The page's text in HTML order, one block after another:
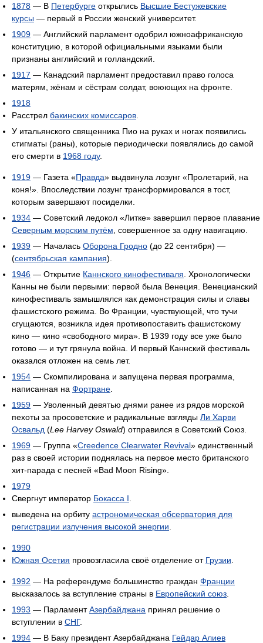
1878 — В Петербурге открылись Высшие Бестужевские
курсы — первый в России женский университет.
1909 — Английский парламент одобрил южноафриканскую
конституцию, в которой официальными языками были
признаны английский и голландский.
1917 — Канадский парламент предоставил право голоса
матерям, жёнам и сёстрам солдат, воюющих на фронте.
1918
Расстрел бакинских комиссаров
У итальянского священника Пио на руках и ногах появились
стигматы (раны), которые периодически появлялись до самой
его смерти в 1968 году.
1919 — Газета «Правда» выдвинула лозунг «Пролетарий, на
коня!». Впоследствии лозунг трансформировался в тост,
которым завершают посиделки.
1934 — Советский ледокол «Литке» завершил первое плавание
Северным морским путём , совершенное за одну навигацию.
1939 — Началась Оборона Гродно (до 22 сентября) —
(сентябрьская кампания).
1946 — Открытие Каннского кинофестиваля . Хронологически
Канны не были первыми: первой была Венеция. Венецианский
кинофестиваль замышлялся как демонстрация силы и славы
фашистского режима. Во Франции, чувствующей, что тучи
сгущаются, возникла идея противопоставить фашистскому
кино — кино «свободного мира». В 1939 году все уже было
готово — и тут грянула война. И первый Каннский фестиваль
оказался отложен на семь лет.
1954 — Скомпилирована и запущена первая программа,
написанная на Фортране
1959 — Уволенный девятью днями ранее из рядов морской
пехоты за просоветские и радикальные взгляды Ли Харви
Освальд (Lee Harvey Oswald) отправился в Советский Союз.
1969 — Группа «Creedence Clearwater Revival» единственный
раз в своей истории поднялась на первое место британского
хит-парада с песней «Bad Moon Rising».
1979
Свергнут император Бокасса I
выведена на орбиту астрономическая обсерватория для
регистрации излучения высокой энергии
1990
Южная Осетия провозгласила своё отделение от Грузии
1992 — На референдуме большинство граждан Франции
высказалось за вступление страны в Европейский союз
1993 — ПарламентАзербайджана принял решение о
вступлении в СНГ.
1994 — В Баку президент Азербайджана Гейдар Алиев